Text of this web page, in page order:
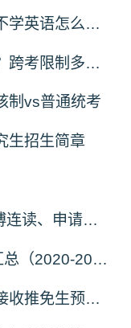
2027考博英语难上岸？多年不学英语怎么备考？
2027跨专业考博能不能上岸？跨考限制多不多？
制vs普通统考
生招生简章
中国人民公安大学2027年硕博连读、申请考核、本科直博博士研究生招生报名事宜的通知
全国医学统考考博英语真题汇总（2020-2026年）
南京水利科学研究院2027年接收推免生预报名公告